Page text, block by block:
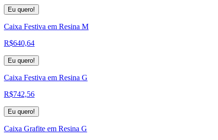
Eu quero!
Caixa Festiva em Resina M
R$640,64
Eu quero!
Caixa Festiva em Resina G
R$742,56
Eu quero!
Caixa Grafite em Resina G